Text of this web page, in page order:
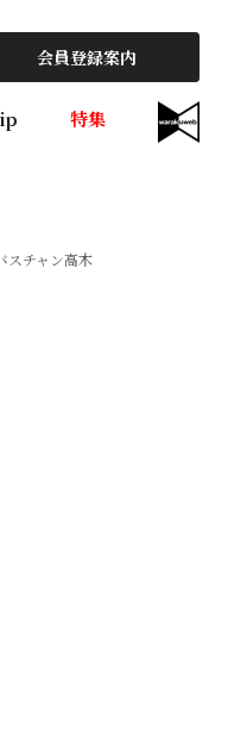
会員登録案内
特集
スチャン高木